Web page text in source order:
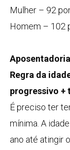
Mulher – 92
Homem – 102
Regra da
progressivo +
É preciso ter
mínima. A
ano até atingir